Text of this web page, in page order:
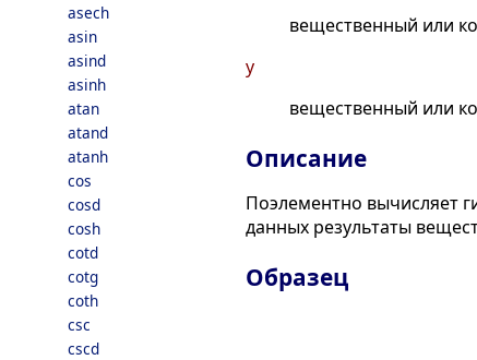
asech
asin
asind
asinh
atan
atand
atanh
cos
cosd
cosh
cotd
cotg
coth
csc
cscd
вещественный или
y
вещественный или
Описание
Поэлементно вычисляет
данных результаты
Образец